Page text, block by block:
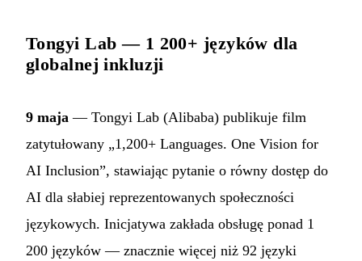
Tongyi Lab — 1 200+ języków dla
globalnej inkluzji
9 maja — Tongyi Lab (Alibaba) publikuje film
zatytułowany „1,200+ Languages. One Vision for
AI Inclusion”, stawiając pytanie o równy dostęp do
AI dla słabiej reprezentowanych społeczności
językowych. Inicjatywa zakłada obsługę ponad 1
200 języków — znacznie więcej niż 92 języki